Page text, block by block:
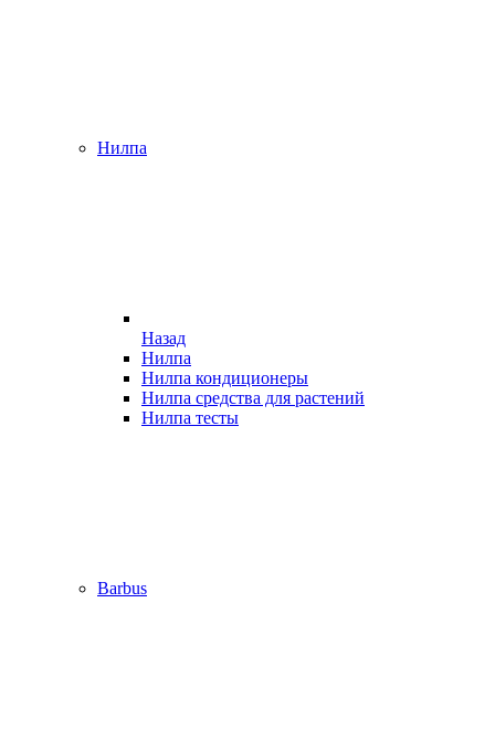
Нилпа
Назад
Нилпа
Нилпа кондиционеры
Нилпа средства для растений
Нилпа тесты
Barbus